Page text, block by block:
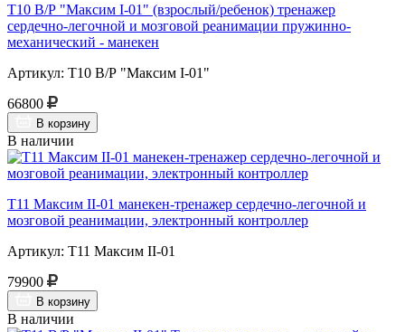
Т10 В/Р "Максим I-01" (взрослый/ребенок) тренажер
сердечно-легочной и мозговой реанимации пружинно-
механический - манекен
Артикул: Т10 В/Р "Максим I-01"
66800
В корзину
В наличии
Т11 Максим II-01 манекен-тренажер сердечно-легочной и
мозговой реанимации, электронный контроллер
Артикул: Т11 Максим II-01
79900
В корзину
В наличии